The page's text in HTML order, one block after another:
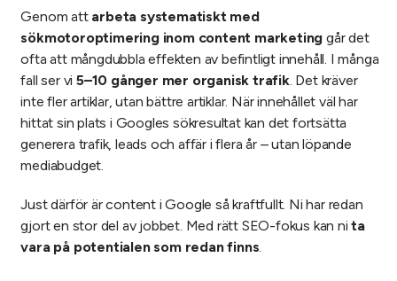
Genom att arbeta systematiskt med
sökmotoroptimering inom content marketing går det
ofta att mångdubbla effekten av befintligt innehåll. I många
fall ser vi 5–10 gånger mer organisk trafik. Det kräver
inte fler artiklar, utan bättre artiklar. När innehållet väl har
hittat sin plats i Googles sökresultat kan det fortsätta
generera trafik, leads och affär i flera år – utan löpande
mediabudget.
Just därför är content i Google så kraftfullt. Ni har redan
gjort en stor del av jobbet. Med rätt SEO-fokus kan nita
vara på potentialen som redan finns.